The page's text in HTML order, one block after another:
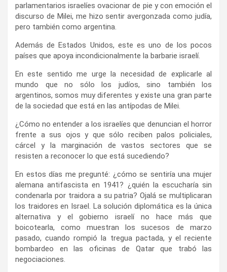
parlamentarios israelíes ovacionar de pie y con emoción el
discurso de Milei, me hizo sentir avergonzada como judía,
pero también como argentina.
Además de Estados Unidos, este es uno de los pocos
países que apoya incondicionalmente la barbarie israelí.
En este sentido me urge la necesidad de explicarle al
mundo que no sólo los judíos, sino también los
argentinos, somos muy diferentes y existe una gran parte
de la sociedad que está en las antípodas de Milei.
¿Cómo no entender a los israelíes que denuncian el horror
frente a sus ojos y que sólo reciben palos policiales,
cárcel y la marginación de vastos sectores que se
resisten a reconocer lo que está sucediendo?
En estos días me pregunté: ¿cómo se sentiría una mujer
alemana antifascista en 1941? ¿quién la escucharía sin
condenarla por traidora a su patria? Ojalá se multiplicaran
los traidores en Israel. La solución diplomática es la única
alternativa y el gobierno israelí no hace más que
boicotearla, como muestran los sucesos de marzo
pasado, cuando rompió la tregua pactada, y el reciente
bombardeo en las oficinas de Qatar que trabó las
negociaciones.